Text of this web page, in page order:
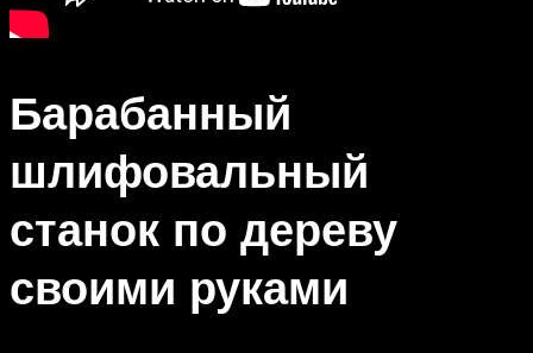
Барабанный
шлифовальный
станок по дереву
своими руками